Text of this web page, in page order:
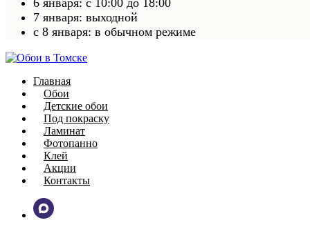
6 января: с 10:00 до 18:00
7 января: выходной
c 8 января: в обычном режиме
Главная
Обои
Детские обои
Под покраску
Ламинат
Фотопанно
Клей
Акции
Контакты